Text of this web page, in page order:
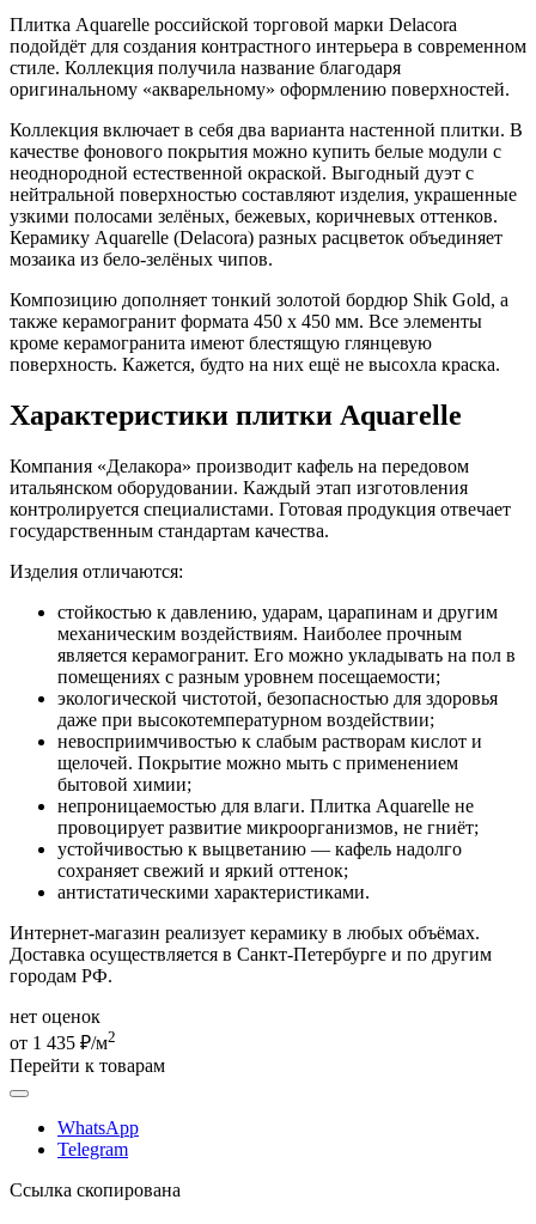
Плитка Aquarelle российской торговой марки Delacora
подойдёт для создания контрастного интерьера в современном
стиле. Коллекция получила название благодаря
оригинальному «акварельному» оформлению поверхностей.
Коллекция включает в себя два варианта настенной плитки. В
качестве фонового покрытия можно купить белые модули с
неоднородной естественной окраской. Выгодный дуэт с
нейтральной поверхностью составляют изделия, украшенные
узкими полосами зелёных, бежевых, коричневых оттенков.
Керамику Aquarelle (Delacora) разных расцветок объединяет
мозаика из бело-зелёных чипов.
Композицию дополняет тонкий золотой бордюр Shik Gold, а
также керамогранит формата 450 х 450 мм. Все элементы
кроме керамогранита имеют блестящую глянцевую
поверхность. Кажется, будто на них ещё не высохла краска.
Характеристики плитки Aquarelle
Компания «Делакора» производит кафель на передовом
итальянском оборудовании. Каждый этап изготовления
контролируется специалистами. Готовая продукция отвечает
государственным стандартам качества.
Изделия отличаются:
стойкостью к давлению, ударам, царапинам и другим
механическим воздействиям. Наиболее прочным
является керамогранит. Его можно укладывать на пол в
помещениях с разным уровнем посещаемости;
экологической чистотой, безопасностью для здоровья
даже при высокотемпературном воздействии;
невосприимчивостью к слабым растворам кислот и
щелочей. Покрытие можно мыть с применением
бытовой химии;
непроницаемостью для влаги. Плитка Aquarelle не
провоцирует развитие микроорганизмов, не гниёт;
устойчивостью к выцветанию — кафель надолго
сохраняет свежий и яркий оттенок;
антистатическими характеристиками.
Интернет-магазин реализует керамику в любых объёмах.
Доставка осуществляется в Санкт-Петербурге и по другим
городам РФ.
нет оценок
от 1 435 ₽/м2
Перейти к товарам
WhatsApp
Telegram
Ссылка скопирована